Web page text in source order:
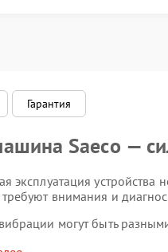
Гарантия
Saeco —
эксплуатация
внимания и
могут быть